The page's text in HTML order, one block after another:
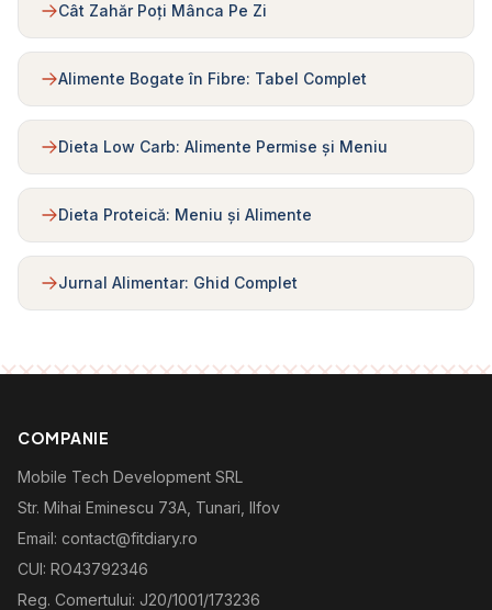
Cât Zahăr Poți Mânca Pe Zi
Alimente Bogate în Fibre: Tabel Complet
Dieta Low Carb: Alimente Permise și Meniu
Dieta Proteică: Meniu și Alimente
Jurnal Alimentar: Ghid Complet
COMPANIE
Mobile Tech Development SRL
Str. Mihai Eminescu 73A, Tunari, Ilfov
Email: contact@fitdiary.ro
CUI: RO43792346
Reg. Comertului: J20/1001/173236